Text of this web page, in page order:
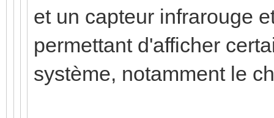
et un capteur infrarouge
permettant d'afficher
système, notamment le